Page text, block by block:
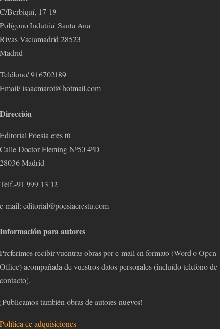
C/Berbiquí, 17-19
Polígono Indutrial Santa Ana
Rivas Vaciamadrid 28523
Madrid
Teléfono/ 916702189
Email/ isaacmarot@hotmail.com
Dirección
Editorial Poesía eres tú
Calle Doctor Fleming Nº50 4ºD
28036 Madrid
Telf.-91 999 13 12
e-mail: editorial@poesiaerestu.com
Información para autores
Preferimos recibir vuentras obras por e-mail en formato (Word o Open
Office) acompañada de vuestros datos personales (incluído teléfono de
contacto).
¡Publicamos también obras de autores nuevos!
Política de adquisiciones